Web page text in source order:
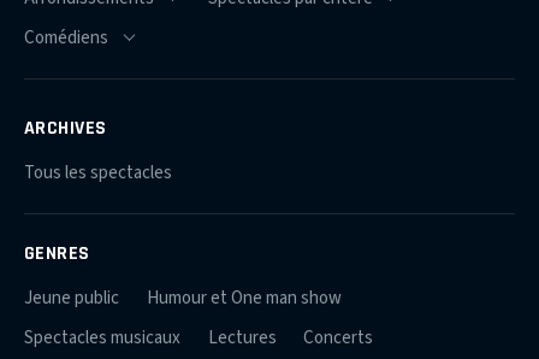
ARCHIVES
Tous les spectacles
GENRES
Jeune public
Humour et One man show
Spectacles musicaux
Lectures
Concerts